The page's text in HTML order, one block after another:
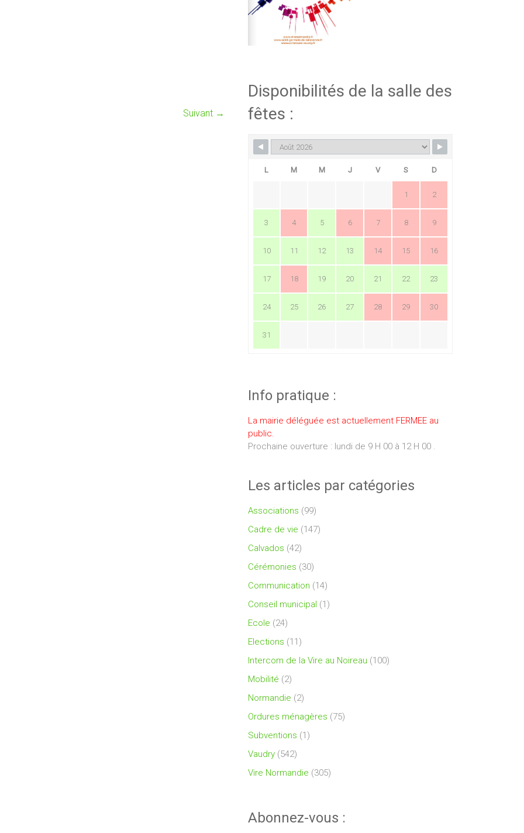
Suivant →
Disponibilités de la salle des
fêtes :
L M M J V S D
1 2
3 4 5 6 7 8 9
10 11 12 13 14 15 16
17 18 19 20 21 22 23
24 25 26 27 28 29 30
31
Info pratique :
La mairie déléguée est actuellement FERMEE au
public.
Prochaine ouverture : lundi de 9 H 00 à 12 H 00 .
Les articles par catégories
Associations (99)
Cadre de vie (147)
Calvados (42)
Cérémonies (30)
Communication (14)
Conseil municipal (1)
Ecole (24)
Elections (11)
Intercom de la Vire au Noireau (100)
Mobilité (2)
Normandie (2)
Ordures ménagères (75)
Subventions (1)
Vaudry (542)
Vire Normandie (305)
Abonnez-vous :